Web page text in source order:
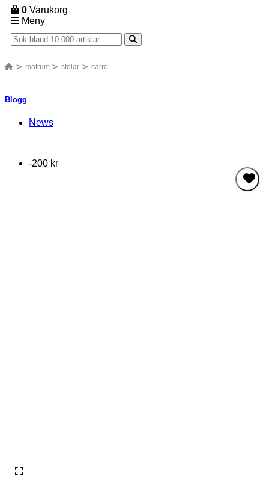
0 Varukorg
Meny
matrum stolar carro
Blogg
News
-200 kr